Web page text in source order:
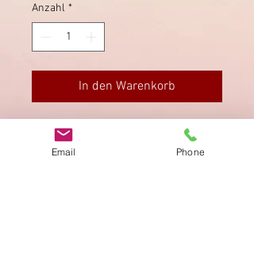
Anzahl *
In den Warenkorb
Fahrpost Ettikette von Buix près
Porrentruy auf Brief nach La Chaux-
Email Phone